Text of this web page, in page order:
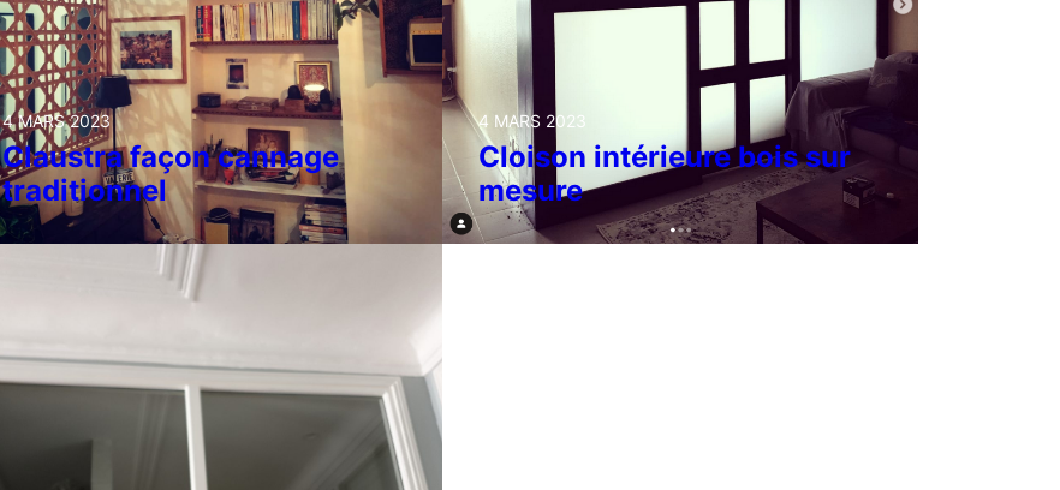
4 MARS 2023
Claustra façon cannage
traditionnel
4 MARS 2023
Cloison intérieure bois sur
mesure